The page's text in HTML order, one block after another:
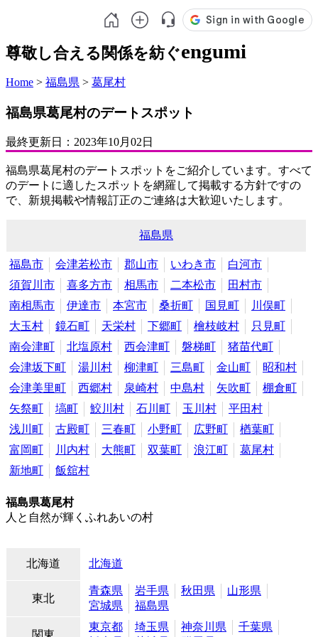
尊敬し合える関係を紡ぐengumi
Home > 福島県 > 葛尾村
福島県葛尾村のデートスポット
最終更新日： 2023年10月02日
福島県葛尾村のデートスポットをご紹介しています。すべて
のデートに適したスポットを網羅して掲載する方針ですの
で、新規掲載や情報訂正のご連絡は大歓迎いたします。
福島県
福島市 会津若松市 郡山市 いわき市
白河市
須賀川市
喜多方市 相馬市 二本松市
田村市
南相馬市
伊達市 本宮市 桑折町 国見町
川俣町
大玉村
鏡石町 天栄村 下郷町 檜枝岐村
只見町
南会津町
北塩原村 西会津町 磐梯町
猪苗代町
会津坂下町
湯川村 柳津町 三島町 金山町
昭和村
会津美里町
西郷村 泉崎村 中島村 矢吹町
棚倉町
矢祭町
塙町 鮫川村 石川町 玉川村
平田村
浅川町
古殿町 三春町 小野町 広野町
楢葉町
富岡町
川内村 大熊町 双葉町 浪江町
葛尾村
新地町
飯舘村
福島県葛尾村
人と自然が輝くふれあいの村
北海道 北海道
東北
青森県 岩手県 秋田県
山形県
宮城県
福島県
関東
東京都 埼玉県 神奈川県
千葉県